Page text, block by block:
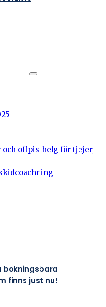
och offpisthelg för tjejer,
bokningsbara
finns just nu!